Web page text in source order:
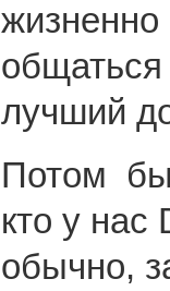
жизненно
общаться
лучший
Потом
кто у
обычно,